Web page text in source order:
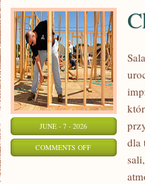
JUNE - 7 - 2026
COMMENTS OFFON
CHECKLISTY
dla